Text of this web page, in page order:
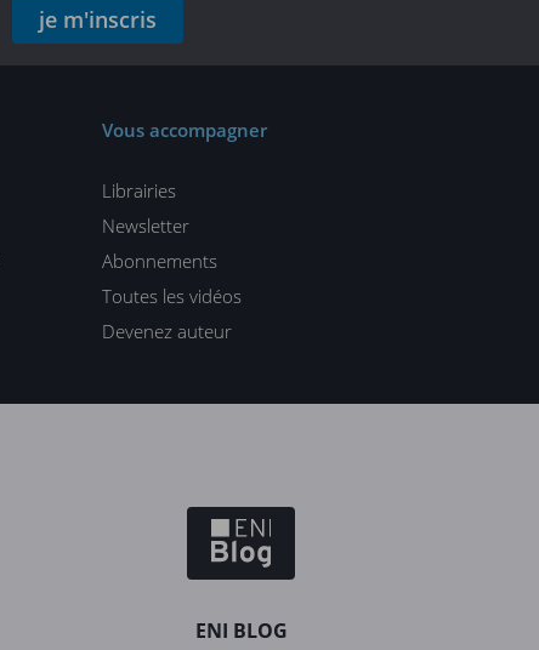
je m'inscris
Vous accompagner
Librairies
Newsletter
Abonnements
Toutes les vidéos
Devenez auteur
ENI BLOG